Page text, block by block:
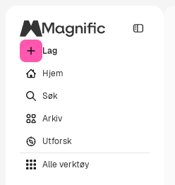
Lag
Hjem
Søk
Arkiv
Utforsk
Alle verktøy